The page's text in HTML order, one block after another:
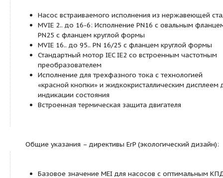
P = муфта Victaulic [только MVIE 8.. и
Уплотнение
E = EPDM
3
1 = 1~ (переменный ток)
3 = 3~ (трехфазный ток)
2
Число полюсов
Только до MVIE 403, при 1~
предварительно установленный режим
поставке
M2 = режим 2 (режим регулирования